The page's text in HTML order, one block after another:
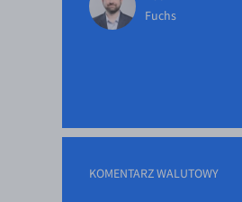
Fuchs
KOMENTARZ WALUTOWY